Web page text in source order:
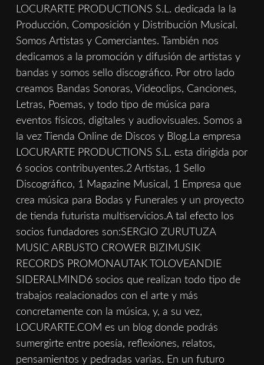
LOCURARTE PRODUCTIONS S.L. dedicada la la
Producción, Composición y Distribución Musical.
Somos Artistas y Comerciantes. También nos
dedicamos a la promoción y difusión de artistas y
bandas y somos sello discográfico. Por otro lado
creamos Bandas Sonoras, Videoclips, Canciones,
Letras, Poemas, y todo tipo de música para
eventos físicos, digitales y audiovisuales. Somos a
la vez Tienda Online de Discos y Blog.La empresa
LOCURARTE PRODUCTIONS S.L. esta dirigida por
6 socios contribuyentes.2 Artistas, 1 Sello
Discográfico, 1 Magazine Musical, 1 Empresa que
crea música para Bodas y Funerales y un proyecto
de tienda futurista multiservicios.A tal efecto los
socios fundadores son:SERGIO ZURUTUZA
MUSIC ARBUSTO CROWER BIZIMUSIK
RECORDS PROMONAUTAK TOLOVEANDIE
SIDERALMIND6 socios que realizan todo tipo de
trabajos realacionados con el arte y más
concretamente con la música, y, a su vez,
LOCURARTE.COM es un blog donde podrás
sumergirte entre poesía, reflexiones, relatos,
pensamientos y pedradas varias. En un futuro